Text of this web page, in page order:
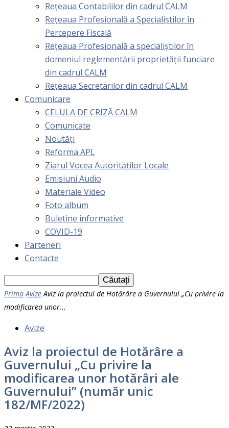
Rețeaua Contabililor din cadrul CALM
Rețeaua Profesională a Specialiștilor în
Percepere Fiscală
Reţeaua Profesională a specialiştilor în
domeniul reglementării proprietăţii funciare
din cadrul CALM
Rețeaua Secretarilor din cadrul CALM
Comunicare
CELULA DE CRIZĂ CALM
Comunicate
Noutăți
Reforma APL
Ziarul Vocea Autorităților Locale
Emisiuni Audio
Materiale Video
Foto album
Buletine informative
COVID-19
Parteneri
Contacte
Prima Avize Aviz la proiectul de Hotărâre a Guvernului „Cu privire la
modificarea unor...
Avize
Aviz la proiectul de Hotărâre a
Guvernului „Cu privire la
modificarea unor hotărâri ale
Guvernului” (număr unic
182/MF/2022)